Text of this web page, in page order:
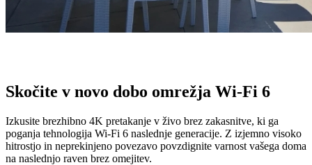
Skočite v novo dobo omrežja Wi-Fi 6
Izkusite brezhibno 4K pretakanje v živo brez zakasnitve, ki ga
poganja tehnologija Wi-Fi 6 naslednje generacije. Z izjemno visoko
hitrostjo in neprekinjeno povezavo povzdignite varnost vašega doma
na naslednjo raven brez omejitev.